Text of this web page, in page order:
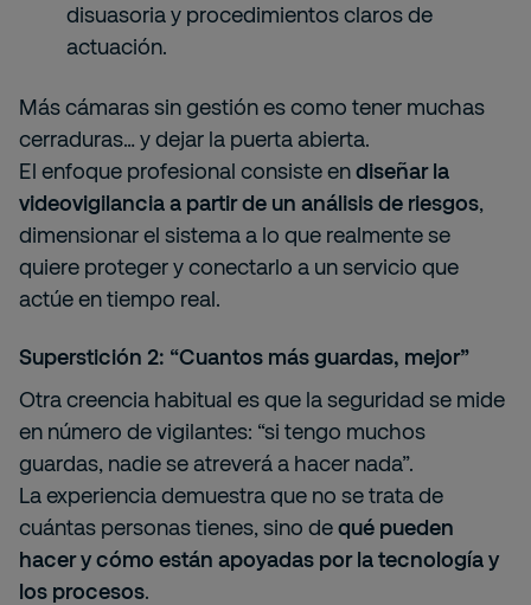
disuasoria y procedimientos claros de
actuación.
Más cámaras sin gestión es como tener muchas
cerraduras… y dejar la puerta abierta.
El enfoque profesional consiste endiseñar la
videovigilancia a partir de un análisis de riesgos,
dimensionar el sistema a lo que realmente se
quiere proteger y conectarlo a un servicio que
actúe en tiempo real.
Superstición 2: “Cuantos más guardas, mejor”
Otra creencia habitual es que la seguridad se mide
en número de vigilantes: “si tengo muchos
guardas, nadie se atreverá a hacer nada”.
La experiencia demuestra que no se trata de
cuántas personas tienes, sino dequé pueden
hacer y cómo están apoyadas por la tecnología y
los procesos.